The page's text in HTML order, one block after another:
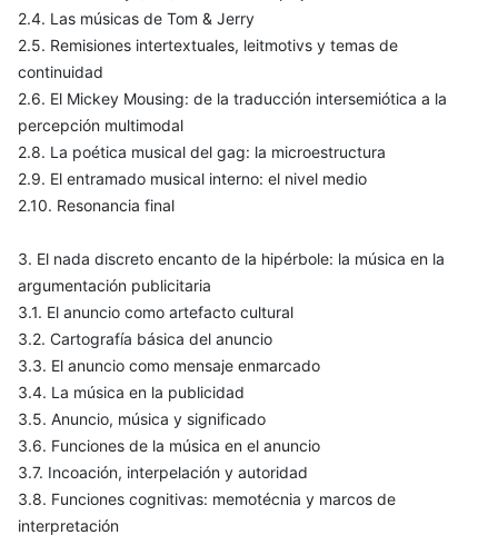
2.4. Las músicas de Tom & Jerry
2.5. Remisiones intertextuales, leitmotivs y temas de
continuidad
2.6. El Mickey Mousing: de la traducción intersemiótica a la
percepción multimodal
2.8. La poética musical del gag: la microestructura
2.9. El entramado musical interno: el nivel medio
2.10. Resonancia final
3. El nada discreto encanto de la hipérbole: la música en la
argumentación publicitaria
3.1. El anuncio como artefacto cultural
3.2. Cartografía básica del anuncio
3.3. El anuncio como mensaje enmarcado
3.4. La música en la publicidad
3.5. Anuncio, música y significado
3.6. Funciones de la música en el anuncio
3.7. Incoación, interpelación y autoridad
3.8. Funciones cognitivas: memotécnia y marcos de
interpretación